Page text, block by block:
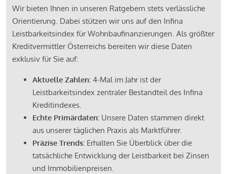
Wir bieten Ihnen in unseren Ratgebern stets verlässliche
Orientierung. Dabei stützen wir uns auf den Infina
Leistbarkeitsindex für Wohnbaufinanzierungen. Als größter
Kreditvermittler Österreichs bereiten wir diese Daten
exklusiv für Sie auf:
Aktuelle Zahlen: 4-Mal im Jahr ist der
Leistbarkeitsindex zentraler Bestandteil des Infina
Kreditindexes.
Echte Primärdaten: Unsere Daten stammen direkt
aus unserer täglichen Praxis als Marktführer.
Präzise Trends: Erhalten Sie Überblick über die
tatsächliche Entwicklung der Leistbarkeit bei Zinsen
und Immobilienpreisen.